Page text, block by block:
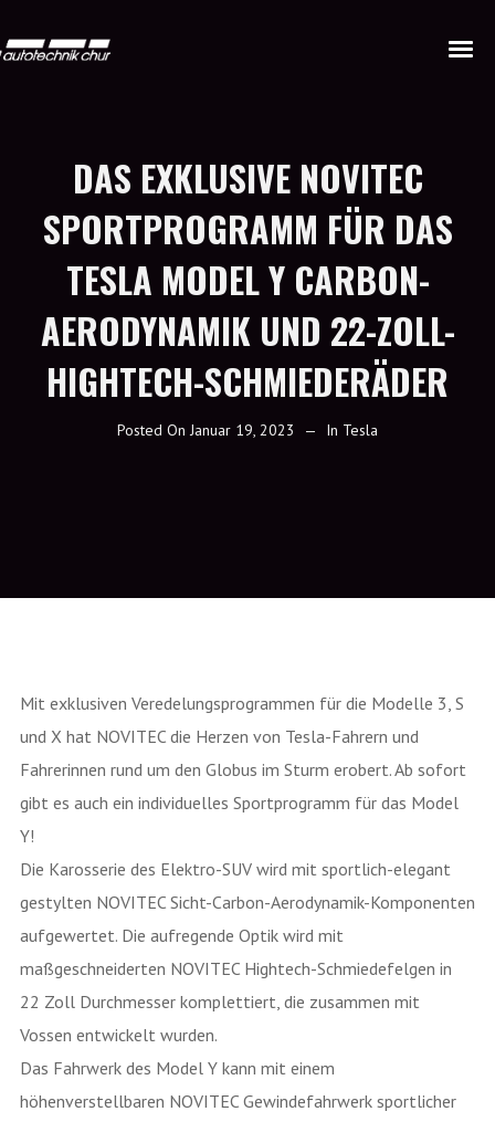
DAS EXKLUSIVE NOVITEC
SPORTPROGRAMM FÜR DAS
TESLA MODEL Y CARBON-
AERODYNAMIK UND 22-ZOLL-
HIGHTECH-SCHMIEDERÄDER
Posted On Januar 19, 2023 In Tesla
Mit exklusiven Veredelungsprogrammen für die Modelle 3, S
und X hat NOVITEC die Herzen von Tesla-Fahrern und
Fahrerinnen rund um den Globus im Sturm erobert. Ab sofort
gibt es auch ein individuelles Sportprogramm für das Model
Y!
Die Karosserie des Elektro-SUV wird mit sportlich-elegant
gestylten NOVITEC Sicht-Carbon-Aerodynamik-Komponenten
aufgewertet. Die aufregende Optik wird mit
maßgeschneiderten NOVITEC Hightech-Schmiedefelgen in
22 Zoll Durchmesser komplettiert, die zusammen mit
Vossen entwickelt wurden.
Das Fahrwerk des Model Y kann mit einem
höhenverstellbaren NOVITEC Gewindefahrwerk sportlicher